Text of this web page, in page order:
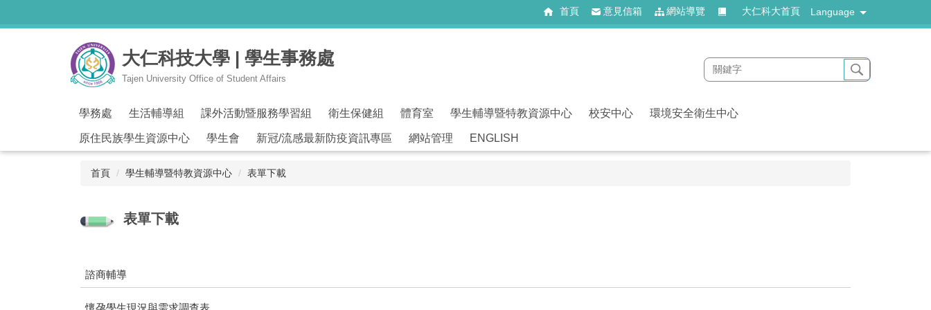
大仁科技大學 | 學生事務處
Tajen University Office of Student Affairs
首頁 意見信箱 網站導覽 大仁科大首頁 Language
學務處 生活輔導組 課外活動暨服務學習組 衛生保健組 體育室 學生輔導暨特教資源中心 校安中心 環境安全衛生中心
原住民族學生資源中心 學生會 新冠/流感最新防疫資訊專區 網站管理 ENGLISH
首頁 學生輔導暨特教資源中心 表單下載
表單下載
諮商輔導
懷孕學生現況與需求調查表